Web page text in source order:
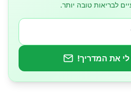
– השפעה זמנית בלבד
לבריאות טובה יותר.
לי את המדריך!